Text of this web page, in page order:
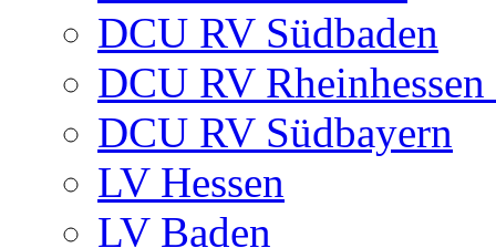
DCU RV Südbaden
DCU RV
DCU RV Südbayern
LV Hessen
LV Baden